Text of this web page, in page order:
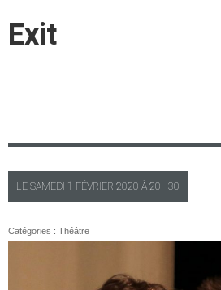
Exit
LESAMEDI 1 FÉVRIER 2020 À20H30
Catégories : Théâtre